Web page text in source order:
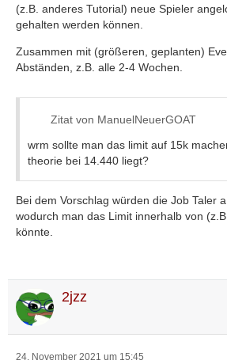
(z.B. anderes Tutorial) neue Spieler
gehalten werden können.
Zusammen mit (größeren, geplanten)
Abständen, z.B. alle 2-4 Wochen.
Zitat von ManuelNeuerGOAT
wrm sollte man das limit auf 15k
theorie bei 14.440 liegt?
Bei dem Vorschlag würden die Job Taler
wodurch man das Limit innerhalb von
könnte.
2jzz
24. November 2021 um 15:45